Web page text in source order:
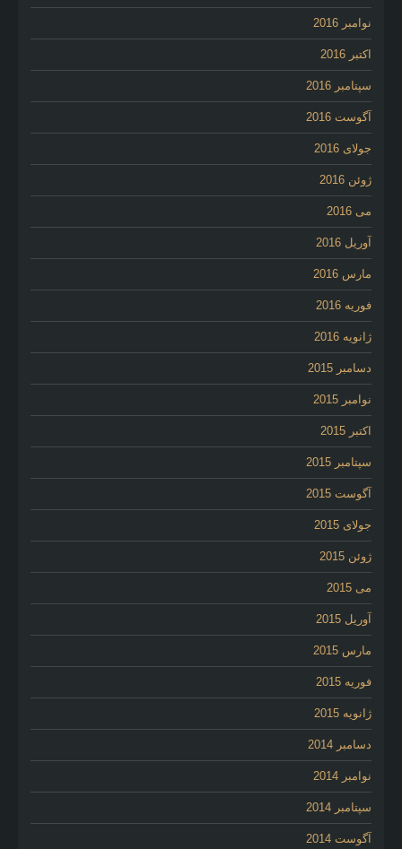
نوامبر 2016
اکتبر 2016
سپتامبر 2016
آگوست 2016
جولای 2016
ژوئن 2016
می 2016
آوریل 2016
مارس 2016
فوریه 2016
ژانویه 2016
دسامبر 2015
نوامبر 2015
اکتبر 2015
سپتامبر 2015
آگوست 2015
جولای 2015
ژوئن 2015
می 2015
آوریل 2015
مارس 2015
فوریه 2015
ژانویه 2015
دسامبر 2014
نوامبر 2014
سپتامبر 2014
آگوست 2014